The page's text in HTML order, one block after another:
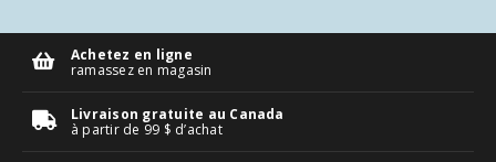
Achetez en ligne
ramassez en magasin
Livraison gratuite au Canada
à partir de 99 $ d’achat